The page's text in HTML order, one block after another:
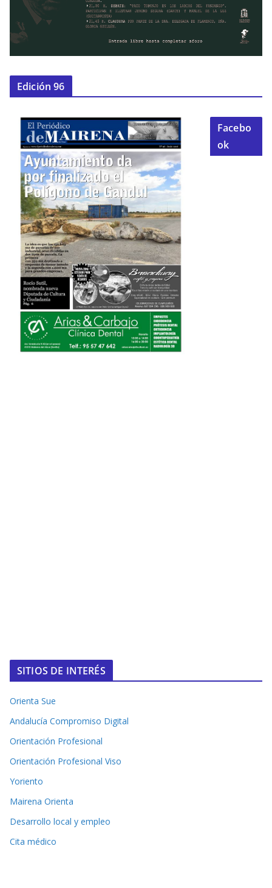
Edición 96
Facebo
ok
SITIOS DE INTERÉS
Orienta Sue
Andalucía Compromiso Digital
Orientación Profesional
Orientación Profesional Viso
Yoriento
Mairena Orienta
Desarrollo local y empleo
Cita médico